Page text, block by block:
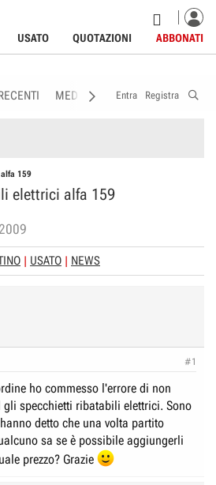
USATO QUOTAZIONI ABBONATI
MEDIA MEMBRI
Entra Registra
159
elettrici alfa 159
USATO NEWS
#1
ho commesso l'errore di non
gli specchietti ribatabili elettrici. Sono
detto che una volta partito
sa se è possibile aggiungerli
prezzo? Grazie